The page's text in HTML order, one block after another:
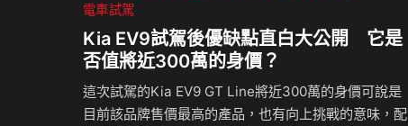
電車試駕
Kia EV9試駕後優缺點直白大公開 它是
否值將近300萬的身價？
這次試駕的Kia EV9 GT Line將近300萬的身價可說是
目前該品牌售價最高的產品，也有向上挑戰的意味，配